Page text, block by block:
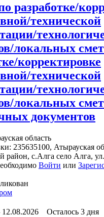
разработке/
технической
локальных
корректировке
технической
локальных
документов
область
235635100, Атырауская
район, с.Алга село Алга,
Войти или
12.08.2026
Осталось 3 дня